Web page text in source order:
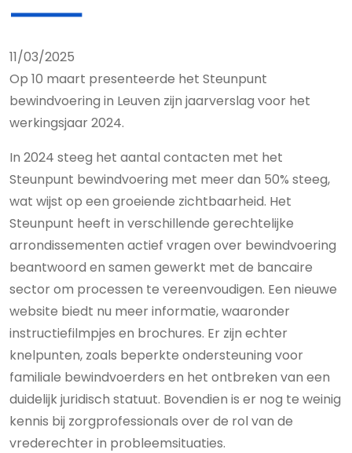
11/03/2025
Op 10 maart presenteerde het Steunpunt
bewindvoering in Leuven zijn jaarverslag voor het
werkingsjaar 2024.
In 2024 steeg het aantal contacten met het
Steunpunt bewindvoering met meer dan 50% steeg,
wat wijst op een groeiende zichtbaarheid. Het
Steunpunt heeft in verschillende gerechtelijke
arrondissementen actief vragen over bewindvoering
beantwoord en samen gewerkt met de bancaire
sector om processen te vereenvoudigen. Een nieuwe
website biedt nu meer informatie, waaronder
instructiefilmpjes en brochures. Er zijn echter
knelpunten, zoals beperkte ondersteuning voor
familiale bewindvoerders en het ontbreken van een
duidelijk juridisch statuut. Bovendien is er nog te weinig
kennis bij zorgprofessionals over de rol van de
vrederechter in probleemsituaties.